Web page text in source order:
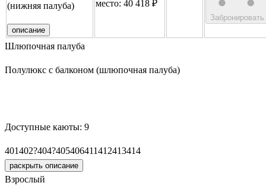
(нижняя палуба)
описание
место: 40 418 ₽
Забронировать
Шлюпочная палуба
Полулюкс с балконом (шлюпочная палуба)
Доступные каюты: 9
401402?404?405406411412413414
раскрыть описание
Взрослый